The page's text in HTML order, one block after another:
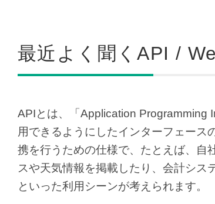
最近よく聞くAPI /
APIとは、「Application Programming
用できるようにしたインターフェース
携を行うための仕様で、たとえば、自
スや天気情報を掲載したり、会計シス
といった利用シーンが考えられます。